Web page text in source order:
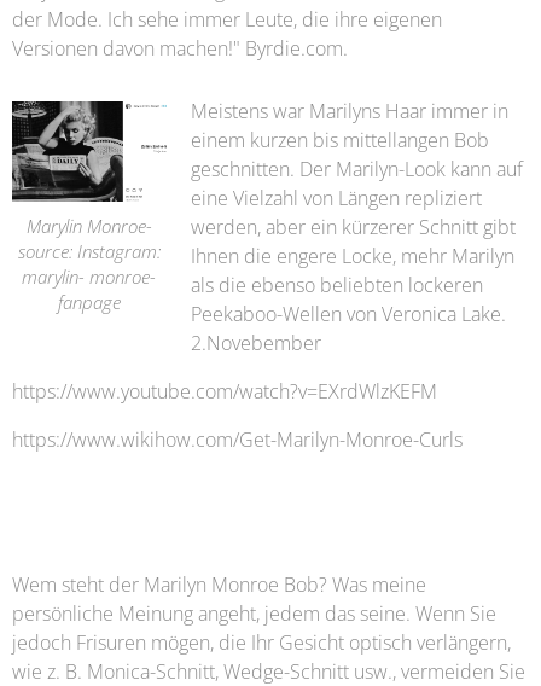
der Mode. Ich sehe immer Leute, die ihre eigenen
Versionen davon machen!" Byrdie.com.
Marylin Monroe-
source: Instagram:
marylin- monroe-
fanpage
Meistens war Marilyns Haar immer in
einem kurzen bis mittellangen Bob
geschnitten. Der Marilyn-Look kann auf
eine Vielzahl von Längen repliziert
werden, aber ein kürzerer Schnitt gibt
Ihnen die engere Locke, mehr Marilyn
als die ebenso beliebten lockeren
Peekaboo-Wellen von Veronica Lake.
2.Novebember
https://www.youtube.com/watch?v=EXrdWlzKEFM
https://www.wikihow.com/Get-Marilyn-Monroe-Curls
Wem steht der Marilyn Monroe Bob? Was meine
persönliche Meinung angeht, jedem das seine. Wenn Sie
jedoch Frisuren mögen, die Ihr Gesicht optisch verlängern,
wie z. B. Monica-Schnitt, Wedge-Schnitt usw., vermeiden Sie